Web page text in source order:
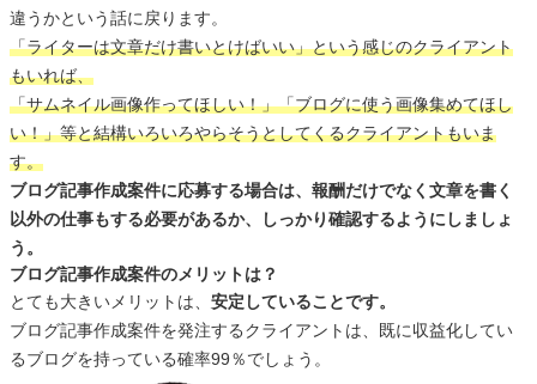
違うかという話に戻ります。
「ライターは文章だけ書いとけばいい」という感じのクライアント
もいれば、
「サムネイル画像作ってほしい！」「ブログに使う画像集めてほし
い！」等と結構いろいろやらそうとしてくるクライアントもいま
す。
ブログ記事作成案件に応募する場合は、報酬だけでなく文章を書く
以外の仕事もする必要があるか、しっかり確認するようにしましょ
う。
ブログ記事作成案件のメリットは？
とても大きいメリットは、 安定していることです。
ブログ記事作成案件を発注するクライアントは、既に収益化してい
るブログを持っている確率99％でしょう。